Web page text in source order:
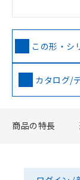
この形・シ
カタログ/
商品の特長